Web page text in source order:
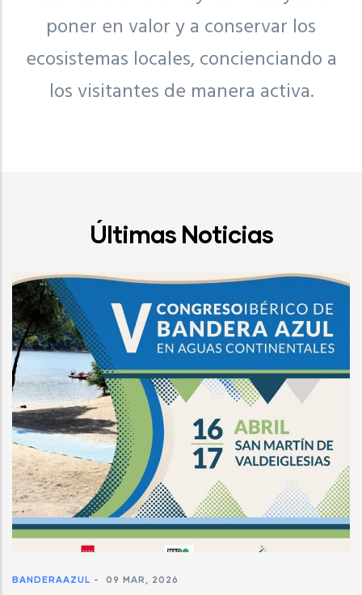
poner en valor y a conservar los
ecosistemas locales, concienciando a
los visitantes de manera activa.
Últimas Noticias
BANDERAAZUL - 09 MAR, 2026